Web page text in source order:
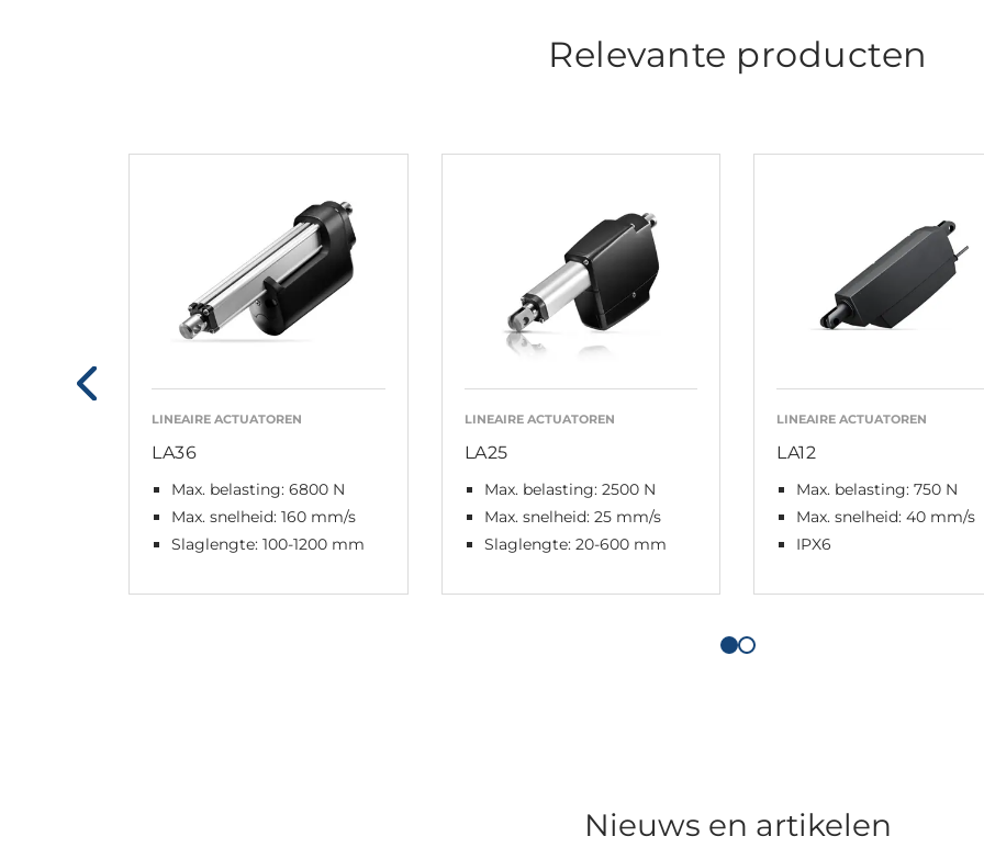
Relevante producten
LINEAIRE ACTUATOREN
LA36
Max. belasting: 6800 N
Max. snelheid: 160 mm/s
Slaglengte: 100-1200 mm
LINEAIRE ACTUATOREN
LA25
Max. belasting: 2500 N
Max. snelheid: 25 mm/s
Slaglengte: 20-600 mm
LINEAIRE ACTUATOREN
LA12
Max. belasting: 750 N
Max. snelheid: 40 mm/s
IPX6
Nieuws en artikelen